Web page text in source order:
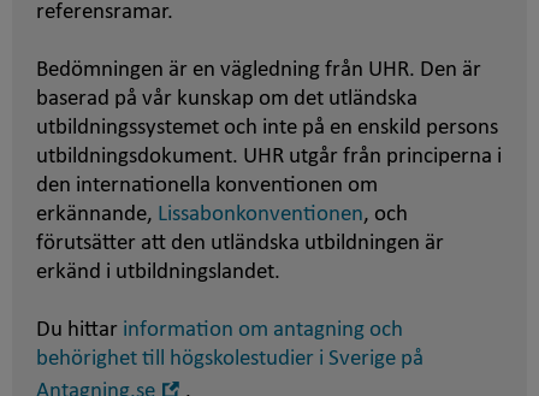
referensramar.
Bedömningen är en vägledning från UHR. Den är
baserad på vår kunskap om det utländska
utbildningssystemet och inte på en enskild persons
utbildningsdokument. UHR utgår från principerna i
den internationella konventionen om
erkännande, Lissabonkonventionen, och
förutsätter att den utländska utbildningen är
erkänd i utbildningslandet.
Du hittar information om antagning och
behörighet till högskolestudier i Sverige på